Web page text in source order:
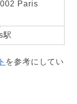
Paris
駅
を参考にしてい